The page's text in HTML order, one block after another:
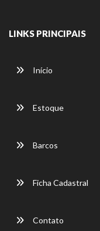
LINKS PRINCIPAIS
Início
Estoque
Barcos
Ficha Cadastral
Contato